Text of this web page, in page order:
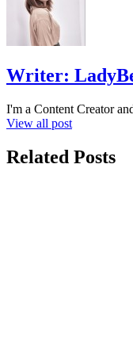
Writer:
I'm a Content Creator
View all post
Related Posts